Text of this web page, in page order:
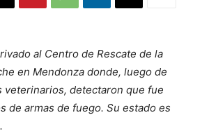
al Centro de Rescate de la
en Mendonza donde, luego de
veterinarios, detectaron que fue
de armas de fuego. Su estado es